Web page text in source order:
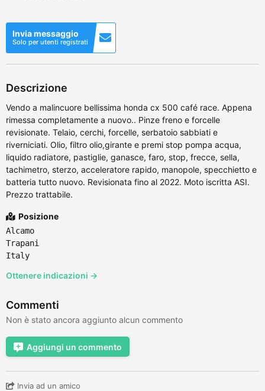
Invia messaggio
Solo per utenti registrati
Descrizione
Vendo a malincuore bellissima honda cx 500 café race. Appena
rimessa completamente a nuovo.. Pinze freno e forcelle
revisionate. Telaio, cerchi, forcelle, serbatoio sabbiati e
riverniciati. Olio, filtro olio,girante e premi stop pompa acqua,
liquido radiatore, pastiglie, ganasce, faro, stop, frecce, sella,
tachimetro, sterzo, acceleratore rapido, manopole, specchietto e
batteria tutto nuovo. Revisionata fino al 2022. Moto iscritta ASI.
Prezzo trattabile.
Posizione
Alcamo
Trapani
Italy
Ottenere indicazioni →
Commenti
Non è stato ancora aggiunto alcun commento
Aggiungi un commento
Invia ad un amico